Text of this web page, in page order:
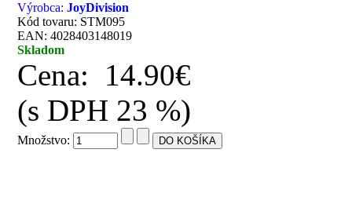
Výrobca:JoyDivision
Kód tovaru: STM095
EAN: 4028403148019
Skladom
Cena:
14.90€
(s DPH 23 %)
Množstvo: